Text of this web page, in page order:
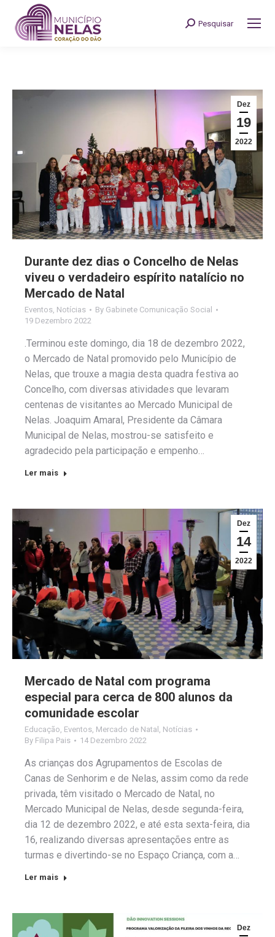
Search:
Pesquisar
Dez
19
2022
Durante dez dias o Concelho de Nelas
viveu o verdadeiro espírito natalício no
Mercado de Natal
Eventos, Notícias By Gabinete Comunicação Social
19 Dezembro 2022
.Terminou este domingo, dia 18 de dezembro 2022,
o Mercado de Natal promovido pelo Município de
Nelas, que trouxe a magia desta quadra festiva ao
Concelho, com diversas atividades que levaram
centenas de visitantes ao Mercado Municipal de
Nelas. Joaquim Amaral, Presidente da Câmara
Municipal de Nelas, mostrou-se satisfeito e
agradecido pela participação e empenho…
Ler mais
Dez
14
2022
Mercado de Natal com programa
especial para cerca de 800 alunos da
comunidade escolar
Educação Eventos Mercado de Natal Notícias
By Filipa Pais 14 Dezembro 2022
As crianças dos Agrupamentos de Escolas de
Canas de Senhorim e de Nelas, assim como da rede
privada, têm visitado o Mercado de Natal, no
Mercado Municipal de Nelas, desde segunda-feira,
dia 12 de dezembro 2022, e até esta sexta-feira, dia
16, realizando diversas apresentações entre as
turmas e divertindo-se no Espaço Criança, com a…
Ler mais
Dez